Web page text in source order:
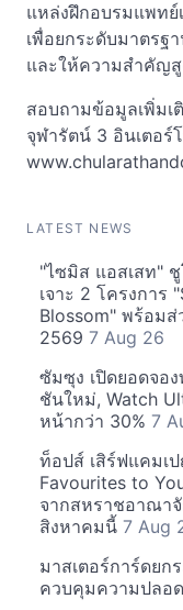
แหล่งฝึกอบรมแพท
เพื่อยกระดับมาตรฐ
และให้ความสำคัญ
สอบถามข้อมูลเพิ่มเ
จุฬารัตน์ 3 อินเตอร์
LATEST NEWS
"ไซมิส แอสเสท"
เจาะ 2 โครงการ
Blossom" พร้อม
2569 7 Aug 26
ซัมซุง เปิดยอดจอง
ชันใหม่, Watch
หน้ากว่า 30% 7
ท็อปส์ เสิร์ฟแคมเ
Favourites to
จากสหราชอาณา
สิงหาคมนี้ 7 Aug
มาสเตอร์การ์ดย
ควบคุมความปลอ